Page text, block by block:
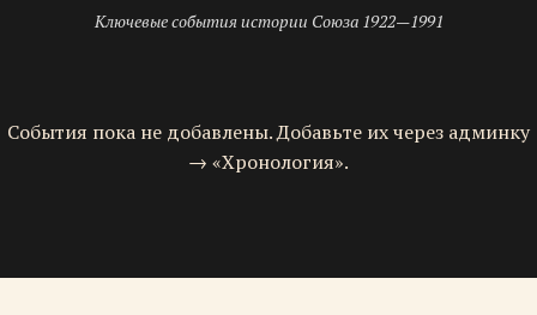
Ключевые события истории Союза 1922—1991
События пока не добавлены. Добавьте их через админку
→ «Хронология».